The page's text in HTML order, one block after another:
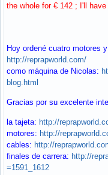
the whole for € 142 ; I'll
Hoy ordené cuatro motores
http://reprapworld.com/
como máquina de Nicolas:
blog.html
Gracias por su excelente
la tajeta: http://
motores: http://
cables: http://
finales de carrera: http://
=1591_1612